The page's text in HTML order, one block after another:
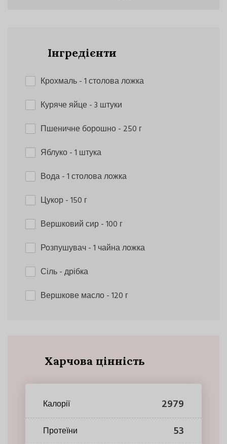
Інгредієнти
Крохмаль- 1 столова ложка
Куряче яйце- 3 штуки
Пшеничне борошно- 250 г
Яблуко- 1 штука
Вода- 1 столова ложка
Цукор- 150 г
Вершковий сир- 100 г
Розпушувач- 1 чайна ложка
Сіль- дрібка
Вершкове масло- 120 г
Харчова цінність
Калорії 2979
Протеїни 53